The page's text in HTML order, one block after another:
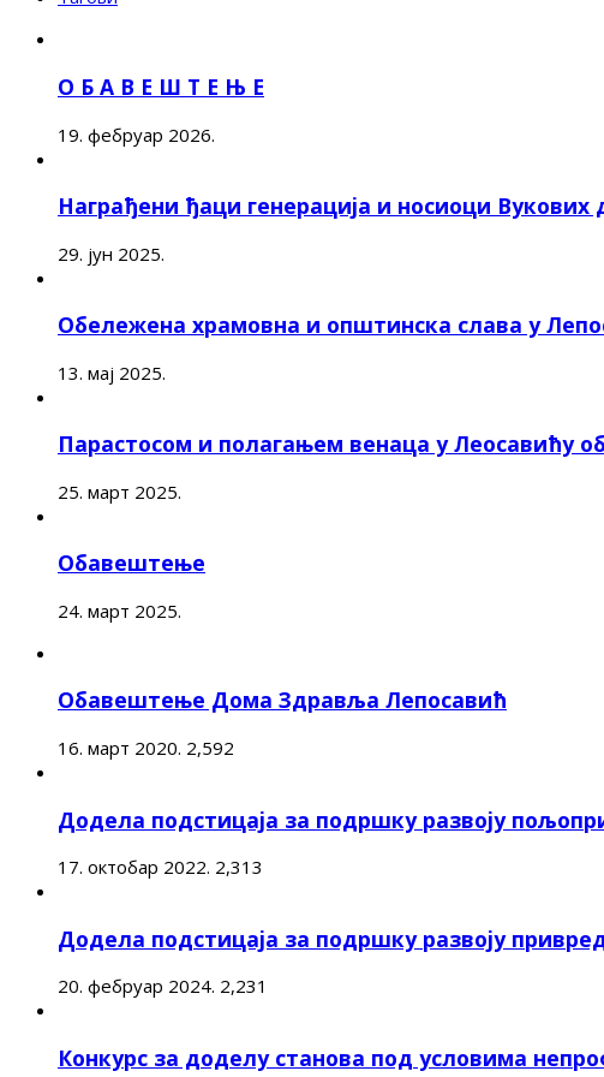
О Б А В Е Ш Т Е Њ Е
19. фебруар 2026.
Награђени ђаци генерација и носиоци Вукових
29. јун 2025.
Обележена храмовна и општинска слава у
13. мај 2025.
Парастосом и полагањем венаца у Леосавићу
25. март 2025.
Обавештење
24. март 2025.
Обавештење Дома Здравља Лепосавић
16. март 2020. 2,592
Додела подстицаја за подршку развоју
17. октобар 2022. 2,313
Додела подстицаја за подршку развоју
20. фебруар 2024. 2,231
Конкурс за доделу станова под условима